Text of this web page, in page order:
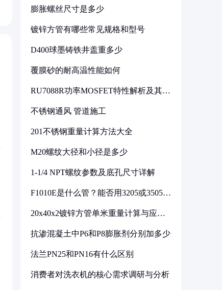
膨胀螺丝尺寸是多少
镀锌方管有哪些常见规格和型号
D400球墨铸铁井盖重多少
覆膜砂的耐高温性能如何
RU7088R功率MOSFET特性解析及其在
不锈钢通风 管道施工
201不锈钢重量计算方法大全
M20螺纹大径和小径是多少
1-1/4 NPT螺纹参数及底孔尺寸详解
F1010E是什么管？能否用3205或3505代
20x40x2镀锌方管单米重量计算与应用
抗渗混凝土中P6和P8膨胀剂分别加多少
法兰PN25和PN16有什么区别
消费者对洗衣机的核心需求调研与分析